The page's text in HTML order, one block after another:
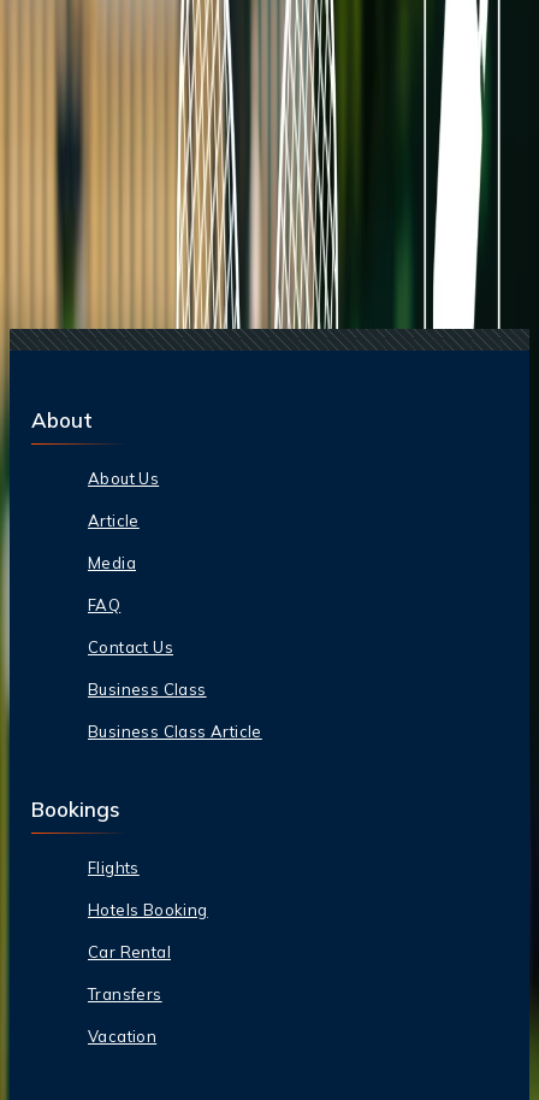
planificar tu viaje al Grand Slam
Blogs de viajes relacionados
La Copa Mundial de la FIFA: 10 Trucos Para
Cuidar tu Bolsillo
Del ritmo al paraíso: guía para enamorarte de
De Italia a Japón: 10 destinos icónicos que son
merecen la pena explorar
10 Errores Que Encarecen Los Viajes A La
Copa Mundial De La FIFA
Wimbledon 2026: la guía completa para
planificar tu viaje al Grand Slam
About
About Us
Article
Media
FAQ
Contact Us
Business Class
Business Class Article
Bookings
Flights
Hotels Booking
Car Rental
Transfers
Vacation